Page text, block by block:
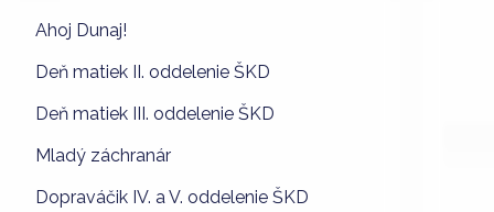
Ahoj Dunaj!
Deň matiek II. oddelenie ŠKD
Deň matiek III. oddelenie ŠKD
Mladý záchranár
Dopraváčik IV. a V. oddelenie ŠKD